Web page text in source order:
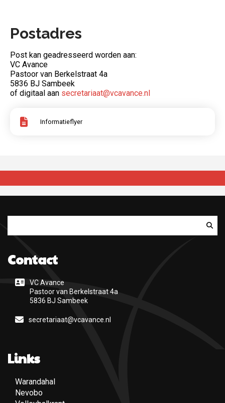
Postadres
Post kan geadresseerd worden aan:
VC Avance
Pastoor van Berkelstraat 4a
5836 BJ Sambeek
of digitaal aan secretariaat@vcavance.nl
Informatieflyer
Contact
VC Avance
Pastoor van Berkelstraat 4a
5836 BJ Sambeek
secretariaat@vcavance.nl
Links
Warandahal
Nevobo